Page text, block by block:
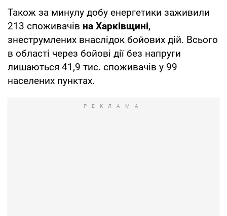
Також за минулу добу енергетики заживили
213 споживачів на Харківщині,
знеструмлених внаслідок бойових дій. Всього
в області через бойові дії без напруги
лишаються 41,9 тис. споживачів у 99
населених пунктах.